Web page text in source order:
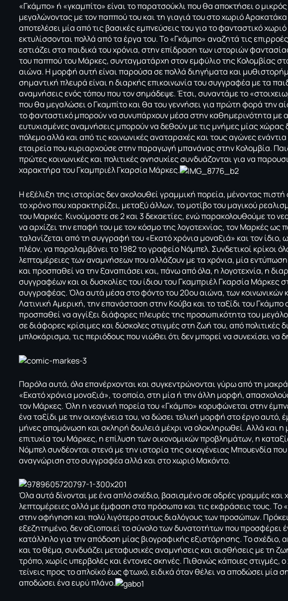
«Γκάμπο» ή «γκαμπίτο» είναι το παρατσούκλι που θα αποκτήσει ο
μεγαλώνοντας με τον παππού του και τη γιαγιά του στο χωριό
αποτελέσει μία από τις βασικές εμπνεύσεις του για το φανταστικό
εκτυλίσσονται πολλά από τα έργα του. Το «Γκάμπο» αναζητά τις
εστιάζει στα παιδικά του χρόνια, στην επίδραση των ιστοριών
του παππού του Μάρκες, συνταγματάρχη στον εμφύλιο της Κολομβίας
αιώνα. Η μορφή αυτή είναι παρούσα σε πολλά διηγήματα και
σημαντική πλευρά είναι η διαρκής επικοινωνία του συγγραφέα με τα
αναμνήσεις ενός τόπου που τον σημάδεψε. Έτσι, συναντάμε το
που θα μεγαλώσει ο Γκαμπίτο και θα του γεννήσει για πρώτη φορά την
το φανταστικό μπορούν να συνυπάρχουν μέσα στην καθημερινότητα με
ευτυχισμένες αναμνήσεις μπορούν να δεθούν με τις μνήμες μίας
πόλεμο αλλά και από τις κοινωνικές αναταραχές και τους αγώνες
εταιρεία που κυριαρχούσε στην παραγωγή μπανάνας στην Κολομβία.
πρώτες κοινωνικές και πολιτικές ανησυχίες συνδυάζονται για να
χαρακτήρα του Γκαμπριέλ Γκαρσία Μάρκες.
Η εξέλιξη της ιστορίας δεν ακολουθεί γραμμική πορεία, μένοντας πιστή
το χρόνο που χαρακτηρίζει, μεταξύ άλλων, το μοτίβο του μαγικού
του Μαρκές. Κινούμαστε σε 2 και 3 δεκαετίες, ενώ παρακολουθούμε το
να αρχίζει την επαφή του με τον κόσμο της λογοτεχνίας, τον Μαρκές ως
ταλανίζεται από τη συγγραφή του «Εκατό χρόνια μοναξιά» και τον
πλέον, να παραλαμβάνει το 1982 το γραφείο Νόμπελ. Συνδετικοί κρίκοι
λεπτομέρειες των αναμνήσεων που αλλάζουν με τα χρόνια, μία
και προσπαθεί να την ξαναπιάσει και, πάνω από όλα, η λογοτεχνία, η
συγγραφέων και οι δυσκολίες του ίδιου του Γκαμπριέλ Γκαρσία Μάρκες
συγγραφέας. Όλα αυτά μέσα στο φόντο του 20ου αιώνα, των κοινωνικών
Λατινική Αμερική, την επανάσταση στην Κούβα και το ταξίδι του
προσπαθεί να αγγίξει διάφορες πλευρές της προσωπικότητα του
σε διάφορες κρίσιμες και δύσκολες στιγμές στη ζωή του, από πολιτικές
μπλοκάρισμα, τις περιόδους που νιώθει ότι δεν μπορεί να συνεχίσει να
Παρόλα αυτά, όλα επανέρχονται και συγκεντρώνονται γύρω από τη
«Εκατό χρόνια μοναξιά», το οποίο, στη μία ή την άλλη μορφή,
τον Μάρκες. Όλη η νεανική πορεία του «Γκάμπο» κορυφώνεται στην
ένα ταξίδι με την οικογένεια του, να δώσει τελική μορφή στο έργο αυτό,
μήνες απομόνωση και σκληρή δουλειά μέχρι να ολοκληρωθεί. Αλλά και η
επιτυχία του Μάρκες, η επίλυση των οικονομικών προβλημάτων, η
Νόμπελ συνδέονται στενά με την ιστορία της οικογένειας Μπουενδία
αναγνώριση στο συγγραφέα αλλά και στο χωριό Μακόντο.
Όλα αυτά δίνονται με ένα απλό σχέδιο, βασισμένο σε αδρές γραμμές
λεπτομέρειες αλλά με έμφαση στα πρόσωπα και τις εκφράσεις τους. Το
στην αφήγηση και πολύ λιγότερο στους διαλόγους των προσώπων.
εξεζητημένο, δεν αξιοποιεί το σύνολο των δυνατοτήτων που προσφέρει
κατάλληλο για την απόδοση μίας βιογραφικής εξιστόρησης. Το
και το θέμα, συνδυάζει μεταφυσικές αναμνήσεις και αισθήσεις με τη
τρόπο, χωρίς υπερβολές και έντονες σκηνές. Πιθανώς κάποιες στιγμές,
τείνεις προς το απλοϊκό έως φτωχό, ειδικά όταν θέλει να αποδώσει μία
αποδώσει ένα ευρύ πλάνο.